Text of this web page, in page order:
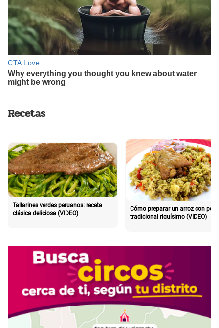
Recetas
Tallarines verdes peruanos: receta
clásica deliciosa (VIDEO)
Cómo preparar un arroz con pollo
tradicional riquísimo (VIDEO)